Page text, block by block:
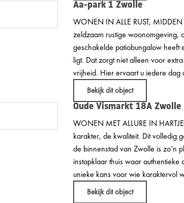
Aa-park 1 Zwolle
WONEN IN ALLE RUST,
zeldzaam rustige woonomgeving,
geschakelde patiobungalow
ligt. Dat zorgt niet alleen voor
vrijheid. Hier ervaart u iedere dag
Bekijk dit object
Oude Vismarkt 18A Zwolle
WONEN MET ALLURE IN
karakter, de kwaliteit. Dit volledig
de binnenstad van Zwolle is zo’n
instapklaar thuis waar
unieke kans voor wie karaktervol
Bekijk dit object